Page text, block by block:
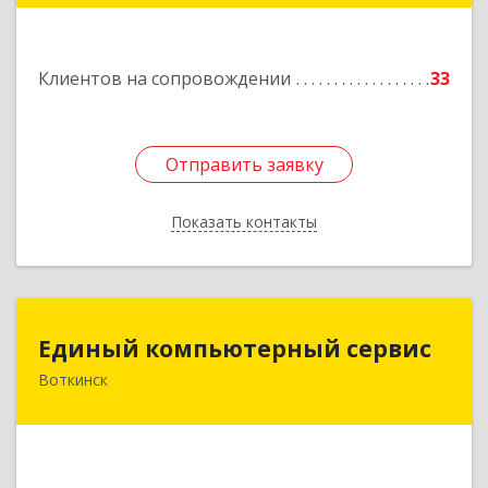
Клиентов на сопровождении 33
Отправить заявку
Показать контакты
Отправить заявку
Назад
Единый компьютерный сервис
Воткинск
Единый компьютерный сервис